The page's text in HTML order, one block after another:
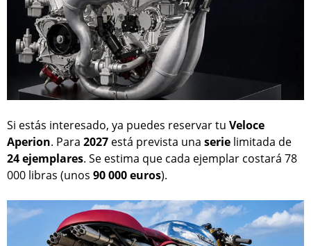
Si estás interesado, ya puedes reservar tu Veloce
Aperion. Para 2027 está prevista una serie limitada de
24 ejemplares. Se estima que cada ejemplar costará 78
000 libras (unos 90 000 euros).